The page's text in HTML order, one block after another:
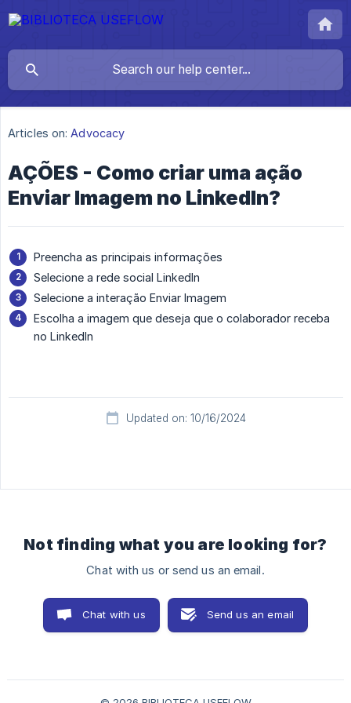
Articles on: Advocacy
AÇÕES - Como criar uma ação
Enviar Imagem no LinkedIn?
Preencha as principais informações
Selecione a rede social LinkedIn
Selecione a interação Enviar Imagem
Escolha a imagem que deseja que o colaborador receba
no LinkedIn
Updated on: 10/16/2024
Not finding what you are looking for?
Chat with us or send us an email.
Chat with us Send us an email